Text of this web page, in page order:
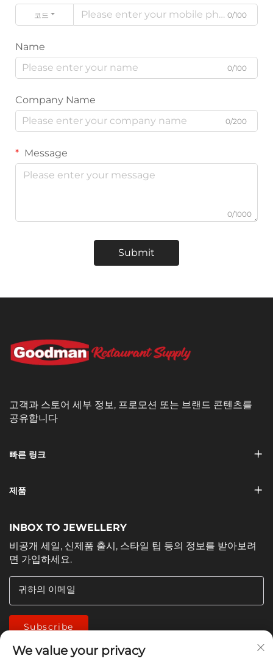
코드 0/100
Name
0/100
Company Name
0/200
Message
0/1000
Submit
고객과 스토어 세부 정보, 프로모션 또는 브랜드 콘텐츠를
공유합니다
빠른 링크
제품
INBOX TO JEWELLERY
비공개 세일, 신제품 출시, 스타일 팁 등의 정보를 받아보려
면 가입하세요.
귀하의 이메일
Subscribe
We value your privacy